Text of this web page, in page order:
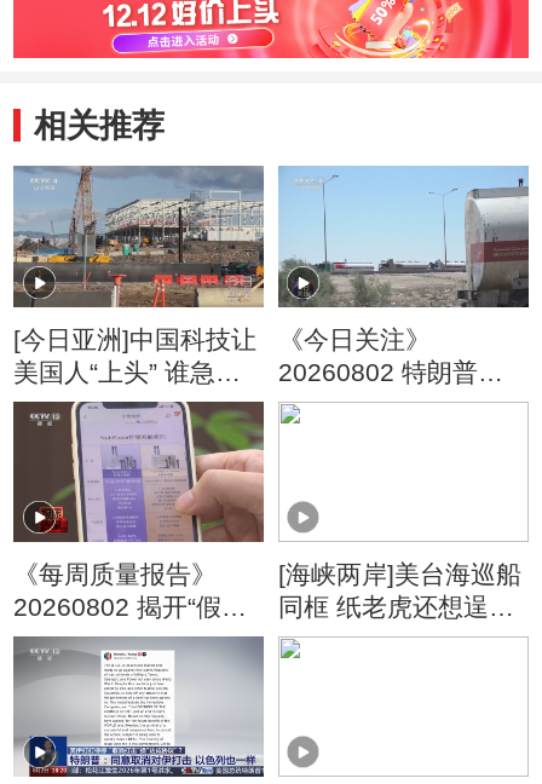
相关推荐
[今日亚洲]中国科技让
美国人“上头” 谁急
了？
《今日关注》
20260802 特朗普叫
停“最大规模”打击 伊
《每周质量报告》
20260802 揭开“假洋
牌”的真面目
[海峡两岸]美台海巡船
同框 纸老虎还想逞
威？